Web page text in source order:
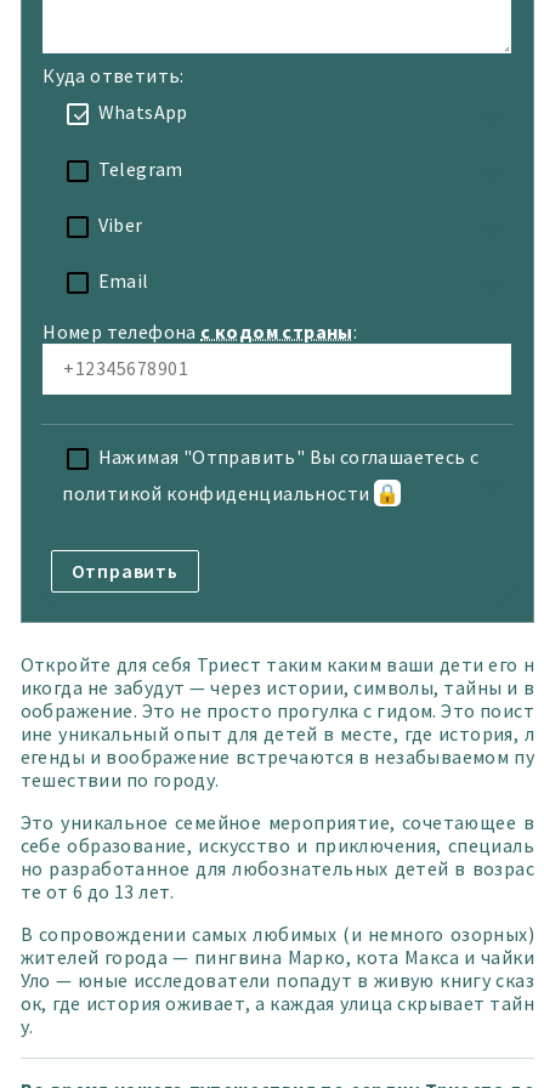
Куда ответить:
WhatsApp
Telegram
Viber
Email
Номер телефона с кодом страны:
Нажимая "Отправить" Вы соглашаетесь с
политикой конфиденциальности 🔒
Откройте для себя Триест таким каким ваши дети его н
икогда не забудут — через истории, символы, тайны и в
оображение. Это не просто прогулка с гидом. Это поист
ине уникальный опыт для детей в месте, где история, л
егенды и воображение встречаются в незабываемом пу
тешествии по городу.
Это уникальное семейное мероприятие, сочетающее в
себе образование, искусство и приключения, специаль
но разработанное для любознательных детей в возрас
те от 6 до 13 лет.
В сопровождении самых любимых (и немного озорных)
жителей города — пингвина Марко, кота Макса и чайки
Уло — юные исследователи попадут в живую книгу сказ
ок, где история оживает, а каждая улица скрывает тайн
у.